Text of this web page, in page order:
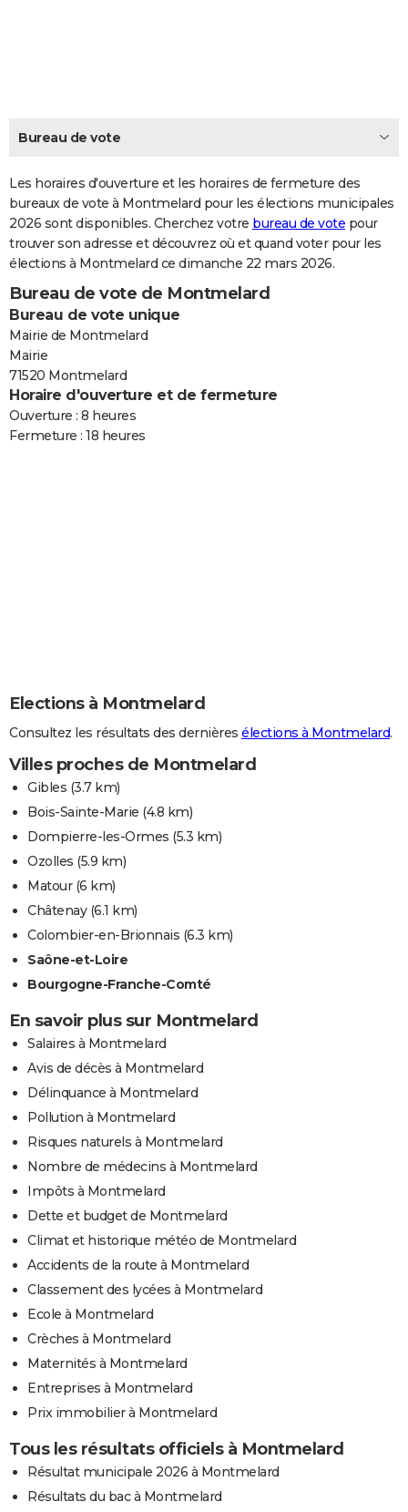
CARTE DE VOEUX
Dictionnaire
Biographies
Citations
Expressions
Proverbes
PROGRAMME TV
COPAINS D'AVANT
FORUM
Bricolage
Lifestyle
Culture
Sport
Auto
Television
Voyage
Cinema
Bureau de vote
Les horaires d'ouverture et les horaires de fermeture des
bureaux de vote à Montmelard pour les élections municipales
2026 sont disponibles. Cherchez votre bureau de vote pour
trouver son adresse et découvrez où et quand voter pour les
élections à Montmelard ce dimanche 22 mars 2026.
Bureau de vote de Montmelard
Bureau de vote unique
Mairie de Montmelard
Mairie
71520 Montmelard
Horaire d'ouverture et de fermeture
Ouverture : 8 heures
Fermeture : 18 heures
Elections à Montmelard
Consultez les résultats des dernières élections à Montmelard.
Villes proches de Montmelard
Gibles (3.7 km)
Bois-Sainte-Marie (4.8 km)
Dompierre-les-Ormes (5.3 km)
Ozolles (5.9 km)
Matour(6 km)
Châtenay(6.1 km)
Colombier-en-Brionnais (6.3 km)
Saône-et-Loire
Bourgogne-Franche-Comté
En savoir plus sur Montmelard
Salaires à Montmelard
Avis de décès à Montmelard
Délinquance à Montmelard
Pollution à Montmelard
Risques naturels à Montmelard
Nombre de médecins à Montmelard
Impôts à Montmelard
Dette et budget de Montmelard
Climat et historique météo de Montmelard
Accidents de la route à Montmelard
Classement des lycées à Montmelard
Ecole à Montmelard
Crèches à Montmelard
Maternités à Montmelard
Entreprises à Montmelard
Prix immobilier à Montmelard
Tous les résultats officiels à Montmelard
Résultat municipale 2026 à Montmelard
Résultats du bac à Montmelard